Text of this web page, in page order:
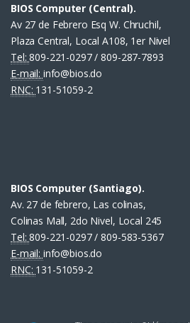
BIOS Computer (Central).
Av 27 de Febrero Esq W. Chruchil,
Plaza Central, Local A108, 1er Nivel
Tel:809-221-0297 / 809-287-7893
E-mail: info@bios.do
RNC: 131-51059-2
BIOS Computer (Santiago).
Av. 27 de febrero, Las colinas,
Colinas Mall, 2do Nivel, Local 245
Tel:809-221-0297 / 809-583-5367
E-mail: info@bios.do
RNC: 131-51059-2